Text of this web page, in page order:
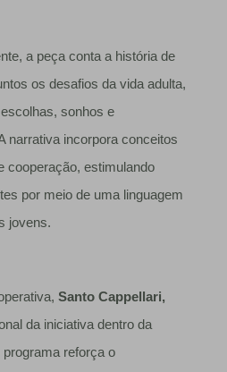
a peça conta a história de
os desafios da vida adulta,
sonhos e
narrativa incorpora conceitos
cooperação, estimulando
por meio de uma linguagem
jovens.
Santo Cappellari,
da iniciativa dentro da
programa reforça o